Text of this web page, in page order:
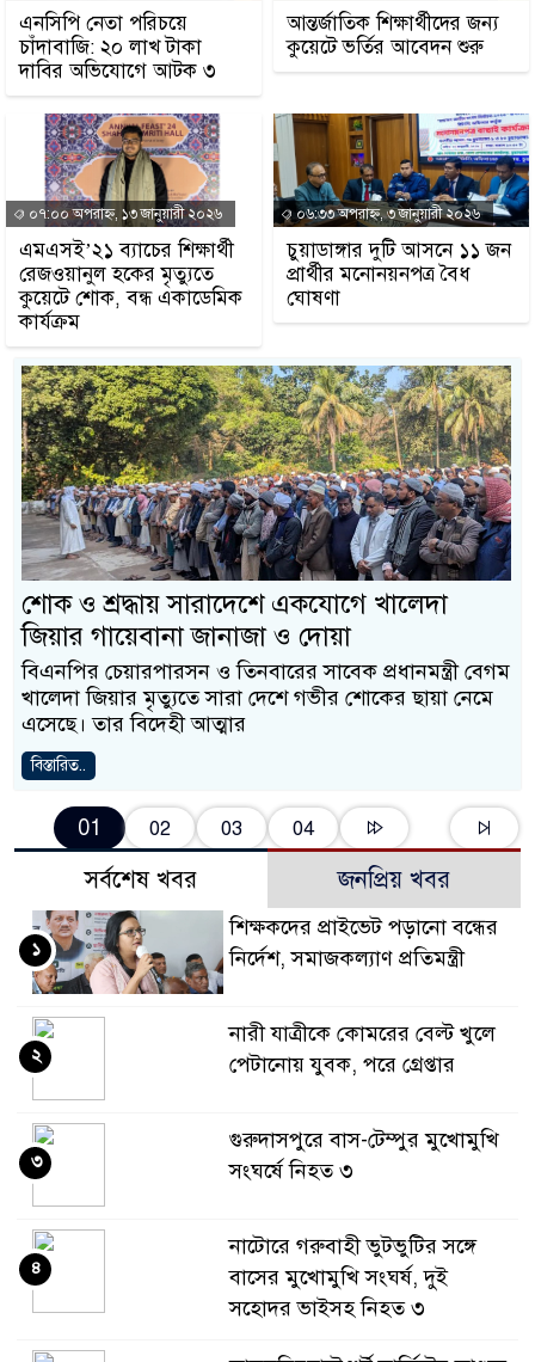
এনসিপি নেতা পরিচয়ে
চাঁদাবাজি: ২০ লাখ টাকা
দাবির অভিযোগে আটক ৩
আন্তর্জাতিক শিক্ষার্থীদের জন্য
কুয়েটে ভর্তির আবেদন শুরু
০৭:০০ অপরাহ্ন, ১৩ জানুয়ারী ২০২৬
এমএসই’২১ ব্যাচের শিক্ষার্থী
রেজওয়ানুল হকের মৃত্যুতে
কুয়েটে শোক, বন্ধ একাডেমিক
কার্যক্রম
০৬:৩৩ অপরাহ্ন, ৩ জানুয়ারী ২০২৬
চুয়াডাঙ্গার দুটি আসনে ১১ জন
প্রার্থীর মনোনয়নপত্র বৈধ
ঘোষণা
শোক ও শ্রদ্ধায় সারাদেশে একযোগে খালেদা
জিয়ার গায়েবানা জানাজা ও দোয়া
বিএনপির চেয়ারপারসন ও তিনবারের সাবেক প্রধানমন্ত্রী বেগম
খালেদা জিয়ার মৃত্যুতে সারা দেশে গভীর শোকের ছায়া নেমে
এসেছে। তার বিদেহী আত্মার
বিস্তারিত..
01 02 03 04
সর্বশেষ খবর জনপ্রিয় খবর
শিক্ষকদের প্রাইভেট পড়ানো বন্ধের
নির্দেশ, সমাজকল্যাণ প্রতিমন্ত্রী
১
নারী যাত্রীকে কোমরের বেল্ট খুলে
পেটানোয় যুবক, পরে গ্রেপ্তার
২
গুরুদাসপুরে বাস-টেম্পুর মুখোমুখি
সংঘর্ষে নিহত ৩
৩
নাটোরে গরুবাহী ভুটভুটির সঙ্গে
বাসের মুখোমুখি সংঘর্ষ, দুই
সহোদর ভাইসহ নিহত ৩
৪